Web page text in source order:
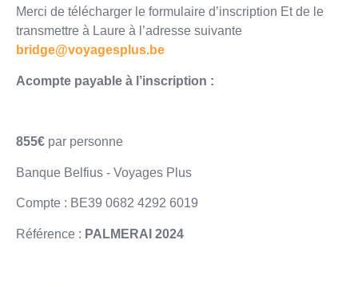
Merci de télécharger le formulaire d’inscription Et de le
transmettre à Laure à l’adresse suivante
bridge@voyagesplus.be
Acompte payable à l’inscription :
855€ par personne
Banque Belfius - Voyages Plus
Compte : BE39 0682 4292 6019
Référence : PALMERAI 2024